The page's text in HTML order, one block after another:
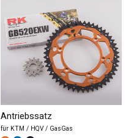
Antriebssatz
für KTM / HQV / GasGas